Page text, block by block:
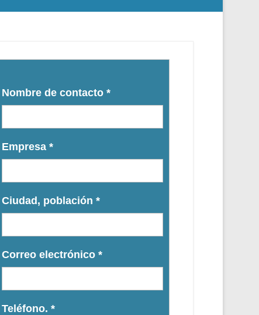
Nombre de contacto *
Empresa *
Ciudad, población *
Correo electrónico *
Teléfono. *